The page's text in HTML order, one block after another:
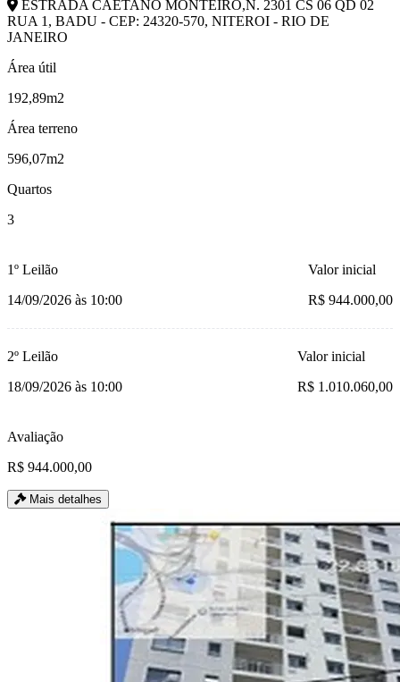
ESTRADA CAETANO MONTEIRO,N. 2301 CS 06 QD 02
RUA 1, BADU - CEP: 24320-570, NITEROI - RIO DE
JANEIRO
Área útil
192,89m2
Área terreno
596,07m2
Quartos
3
1º Leilão
14/09/2026 às 10:00
Valor inicial
R$ 944.000,00
2º Leilão
18/09/2026 às 10:00
Valor inicial
R$ 1.010.060,00
Avaliação
R$ 944.000,00
Mais detalhes